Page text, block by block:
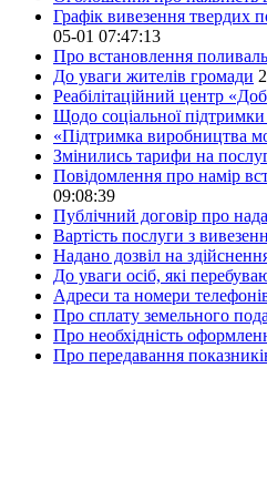
Графік вивезення твердих
05-01 07:47:13
Про встановлення
До уваги жителів громади
Реабілітаційний центр
Щодо соціальної підтримки
«Підтримка виробництва
Змінились тарифи на
Повідомлення про намір
09:08:39
Публічний договір про
Вартість послуги з
Надано дозвіл на
До уваги осіб, які
Адреси та номери
Про сплату земельного
Про необхідність
Про передавання